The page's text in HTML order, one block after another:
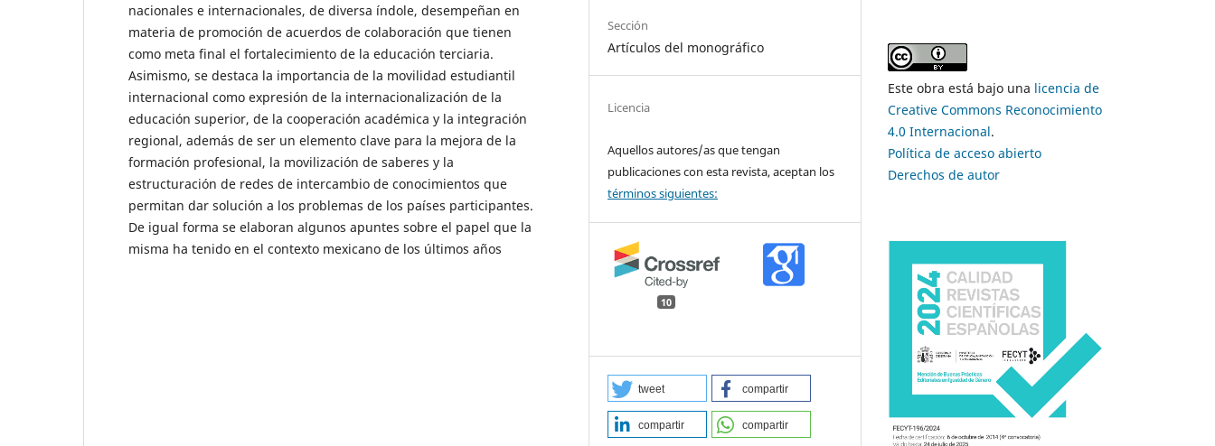
nacionales e internacionales, de diversa índole, desempeñan en
materia de promoción de acuerdos de colaboración que tienen
como meta final el fortalecimiento de la educación terciaria.
Asimismo, se destaca la importancia de la movilidad estudiantil
internacional como expresión de la internacionalización de la
educación superior, de la cooperación académica y la integración
regional, además de ser un elemento clave para la mejora de la
formación profesional, la movilización de saberes y la
estructuración de redes de intercambio de conocimientos que
permitan dar solución a los problemas de los países participantes.
De igual forma se elaboran algunos apuntes sobre el papel que la
misma ha tenido en el contexto mexicano de los últimos años
Sección
Artículos del monográfico
Licencia
Aquellos autores/as que tengan
publicaciones con esta revista, aceptan los
términos siguientes:
10
tweet compartir
compartir compartir
Este obra está bajo una licencia de
Creative Commons Reconocimiento
4.0 Internacional.
Política de acceso abierto
Derechos de autor